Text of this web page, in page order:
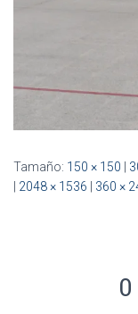
Tamaño: 150 × 150 |
| 2048 × 1536 | 360 ×